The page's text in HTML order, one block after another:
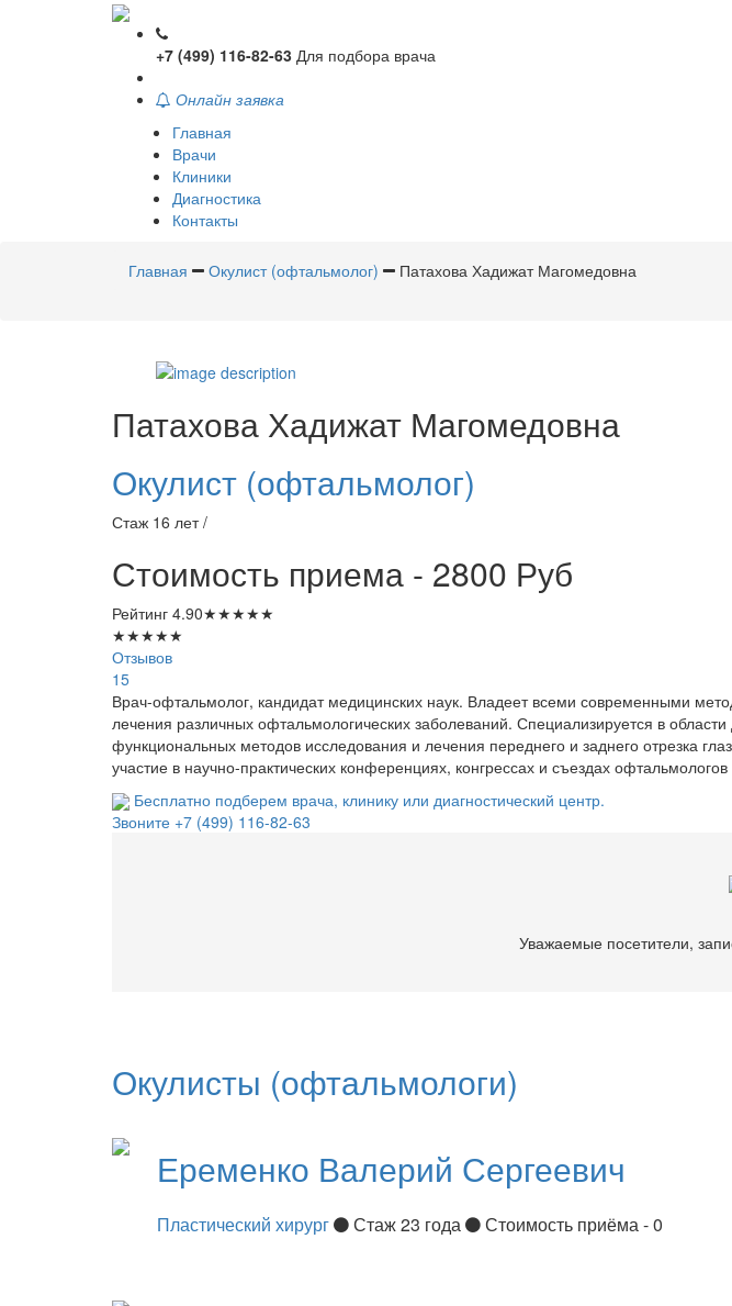
+7 (499) 116-82-63 Для подбора врача
Онлайн заявка
Главная
Врачи
Клиники
Диагностика
Контакты
Главная Окулист (офтальмолог) Патахова Хадижат Магомедовна
Патахова Хадижат Магомедовна
Окулист (офтальмолог)
Стаж 16 лет /
Стоимость приема - 2800 Руб
Рейтинг 4.90★★★★★
★★★★★
Отзывов
15
Врач-офтальмолог, кандидат медицинских наук. Владеет всеми современными
лечения различных офтальмологических заболеваний. Специализируется в области
функциональных методов исследования и лечения переднего и заднего отрезка
участие в научно-практических конференциях, конгрессах и съездах
Бесплатно подберем врача, клинику или диагностический центр.
Звоните +7 (499) 116-82-63
Уважаемые посетители,
Окулисты (офтальмологи)
Еременко Валерий Сергеевич
Пластический хирург Стаж 23 года Стоимость приёма - 0